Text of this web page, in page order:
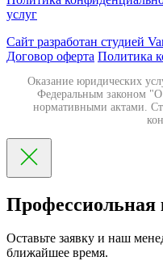
услуг
Сайт разработан студией
Договор оферта Политика
Оказание юридических
Федеральным законом
нормативными актами.
Профессиольная
Оставьте заявку и наш
ближайшее время.